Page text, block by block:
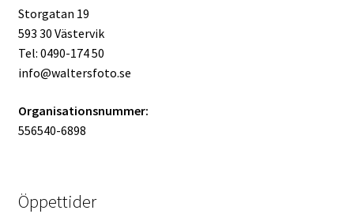
Storgatan 19
593 30 Västervik
Tel: 0490-174 50
info@waltersfoto.se
Organisationsnummer:
556540-6898
Öppettider